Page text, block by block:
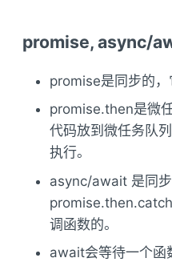
promise, async/
promise是同步的，
promise.then是微
代码放到微任务队
执行。
async/await 是同步
调函数的。
await会等待一个函